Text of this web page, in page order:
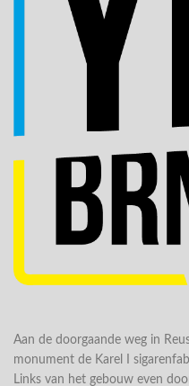
Aan de doorgaande weg in
monument de Karel I
Links van het gebouw even